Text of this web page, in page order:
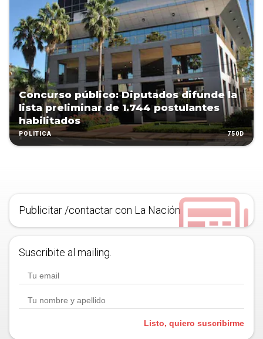
Concurso público: Diputados difunde la
lista preliminar de 1.744 postulantes
habilitados
POLÍTICA 750D
Publicitar /contactar con La Nación
Suscribite al mailing.
Listo, quiero suscribirme